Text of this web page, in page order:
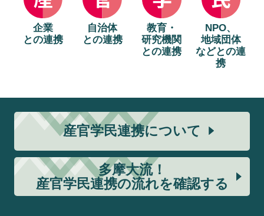
企業
との連携
自治体
との連携
教育・
研究機関
との連携
NPO、
地域団体
などとの連
携
産官学民連携について
多摩大流！
産官学民連携の流れを確認する